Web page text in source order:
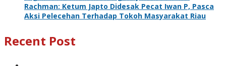
Rachman: Ketum Japto Didesak Pecat Iwan P, Pasca
Aksi Pelecehan Terhadap Tokoh Masyarakat Riau
Recent Post